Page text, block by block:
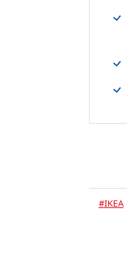
#IKEA